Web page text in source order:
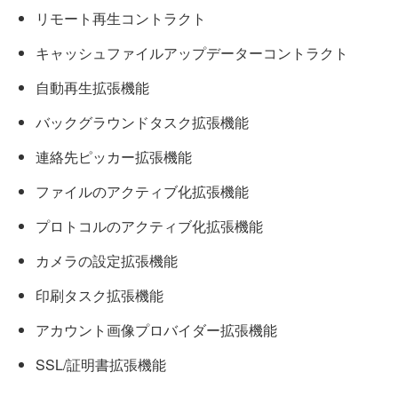
リモート再生コントラクト
キャッシュファイルアップデーターコントラクト
自動再生拡張機能
バックグラウンドタスク拡張機能
連絡先ピッカー拡張機能
ファイルのアクティブ化拡張機能
プロトコルのアクティブ化拡張機能
カメラの設定拡張機能
印刷タスク拡張機能
アカウント画像プロバイダー拡張機能
SSL/証明書拡張機能